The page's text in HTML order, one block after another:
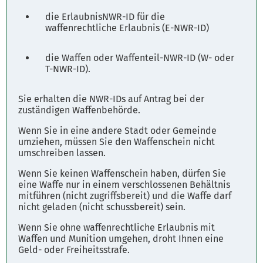
die ErlaubnisNWR-ID für die
waffenrechtliche Erlaubnis (E-NWR-ID)
die Waffen oder Waffenteil-NWR-ID (W- oder
T-NWR-ID).
Sie erhalten die NWR-IDs auf Antrag bei der
zuständigen Waffenbehörde.
Wenn Sie in eine andere Stadt oder Gemeinde
umziehen, müssen Sie den Waffenschein nicht
umschreiben lassen.
Wenn Sie keinen Waffenschein haben, dürfen Sie
eine Waffe nur in einem verschlossenen Behältnis
mitführen (nicht zugriffsbereit) und die Waffe darf
nicht geladen (nicht schussbereit) sein.
Wenn Sie ohne waffenrechtliche Erlaubnis mit
Waffen und Munition umgehen, droht Ihnen eine
Geld- oder Freiheitsstrafe.